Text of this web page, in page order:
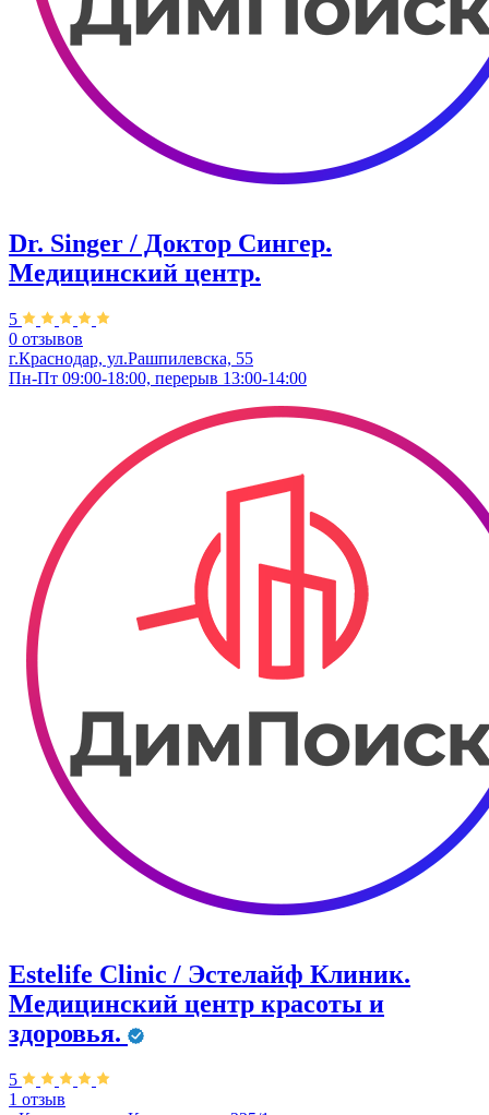
Dr. Singer / Доктор Сингер.
Медицинский центр.
5
0 отзывов
г.Краснодар, ул.Рашпилевска, 55
Пн-Пт 09:00-18:00, перерыв 13:00-14:00
Estelife Clinic / Эстелайф Клиник.
Медицинский центр красоты и
здоровья.
5
1 отзыв